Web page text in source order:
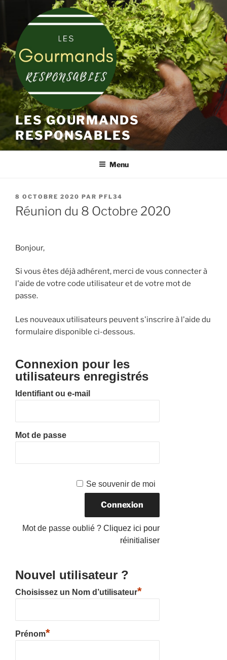
contenu
principal
LES GOURMANDS
RESPONSABLES
Menu
PUBLIÉ
LE
8 OCTOBRE 2020 PAR PFL34
Réunion du 8 Octobre 2020
Bonjour,
Si vous êtes déjà adhérent, merci de vous connecter à
l'aide de votre code utilisateur et de votre mot de
passe.
Les nouveaux utilisateurs peuvent s'inscrire à l'aide du
formulaire disponible ci-dessous.
Connexion pour les
utilisateurs enregistrés
Identifiant ou e-mail
Mot de passe
Se souvenir de moi
Mot de passe oublié ?Cliquez ici pour
réinitialiser
Nouvel utilisateur ?
Choisissez un Nom d’utilisateur*
Prénom*